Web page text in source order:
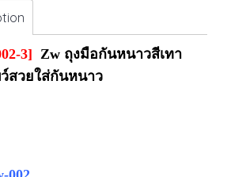
3] Zw ถุงมือกันหนาวสีเทา
สวยใส่กันหนาว